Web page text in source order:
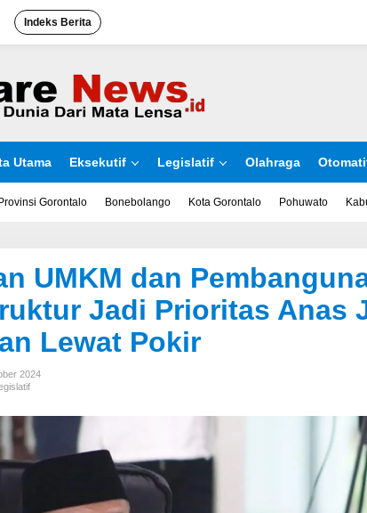
Indeks Berita
Utama Eksekutif Legislatif Olahraga
Provinsi Gorontalo Bonebolango Kota Gorontalo Pohuwato
UMKM dan
Jadi Prioritas Anas
Lewat Pokir
2024